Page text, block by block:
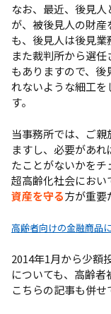
なお、最近、後見人
が、被後見人の財
も、後見人は後見業
また裁判所から選
もありますので、
れないような細工
す。
当事務所では、ご
ますし、必要があ
たことがないかをチ
超高齢化社会におい
資産を守る方が重要
高齢者向けの金融商品
2014年1月から少額
についても、高齢者
こちらの記事も併せ